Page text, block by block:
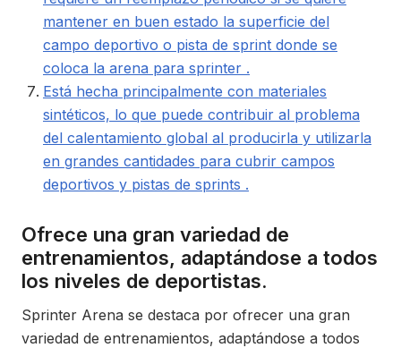
mantener en buen estado la superficie del
campo deportivo o pista de sprint donde se
coloca la arena para sprinter .
Está hecha principalmente con materiales
sintéticos, lo que puede contribuir al problema
del calentamiento global al producirla y utilizarla
en grandes cantidades para cubrir campos
deportivos y pistas de sprints .
Ofrece una gran variedad de
entrenamientos, adaptándose a todos
los niveles de deportistas.
Sprinter Arena se destaca por ofrecer una gran
variedad de entrenamientos, adaptándose a todos